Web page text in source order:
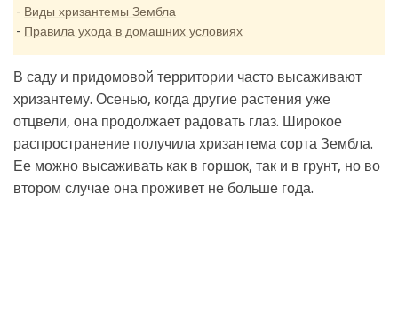
Виды хризантемы Зембла
Правила ухода в домашних условиях
В саду и придомовой территории часто высаживают
хризантему. Осенью, когда другие растения уже
отцвели, она продолжает радовать глаз. Широкое
распространение получила хризантема сорта Зембла.
Ее можно высаживать как в горшок, так и в грунт, но во
втором случае она проживет не больше года.